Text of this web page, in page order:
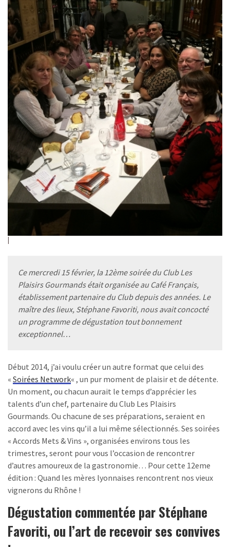
Ce mercredi 15 février, la 12ème soirée du Club Les
Plaisirs Gourmands était organisée au Café Français,
établissement partenaire du Club depuis des années. Le
maître des lieux, Stéphane Favoriti, nous avait concocté
un programme de dégustation tout bonnement
exceptionnel…
Début 2014, j’ai voulu créer un autre format que celui des
« Soirées Network« , un pur moment de plaisir et de détente.
Un moment, ou chacun aurait le temps d’apprécier les
talents d’un chef, partenaire du Club Les Plaisirs
Gourmands. Ou chacune de ses préparations, seraient en
accord avec les vins qu’il a lui même sélectionnés. Ses soirées
« Accords Mets & Vins », organisées environs tous les
trimestres, seront pour vous l’occasion de rencontrer
d’autres amoureux de la gastronomie… Pour cette 12eme
édition : Quand les mères lyonnaises rencontrent nos vieux
vignerons du Rhône !
Dégustation commentée par Stéphane
Favoriti, ou l’art de recevoir ses convives